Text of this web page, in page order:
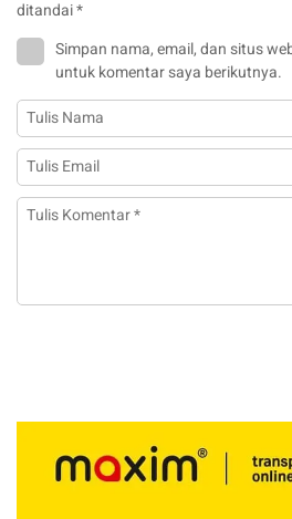
ditandai*
Simpan nama, email, dan situs
untuk komentar saya berikutnya.